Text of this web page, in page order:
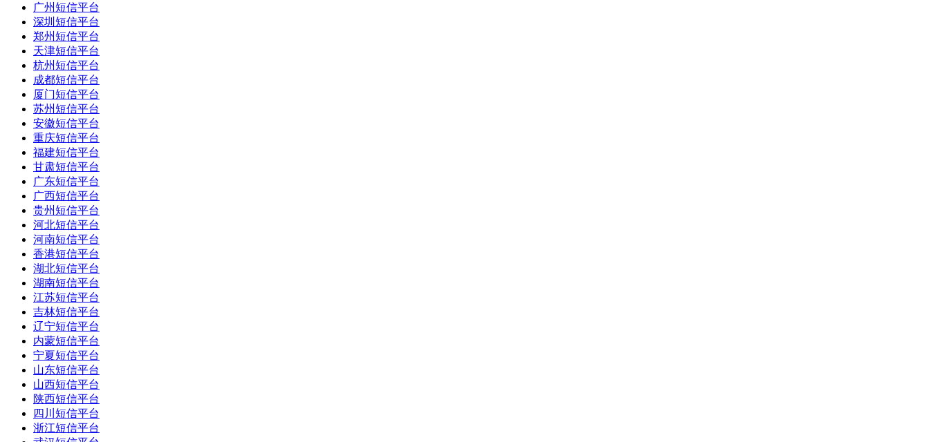
广州短信平台
深圳短信平台
郑州短信平台
天津短信平台
杭州短信平台
成都短信平台
厦门短信平台
苏州短信平台
安徽短信平台
重庆短信平台
福建短信平台
甘肃短信平台
广东短信平台
广西短信平台
贵州短信平台
河北短信平台
河南短信平台
香港短信平台
湖北短信平台
湖南短信平台
江苏短信平台
吉林短信平台
辽宁短信平台
内蒙短信平台
宁夏短信平台
山东短信平台
山西短信平台
陕西短信平台
四川短信平台
浙江短信平台